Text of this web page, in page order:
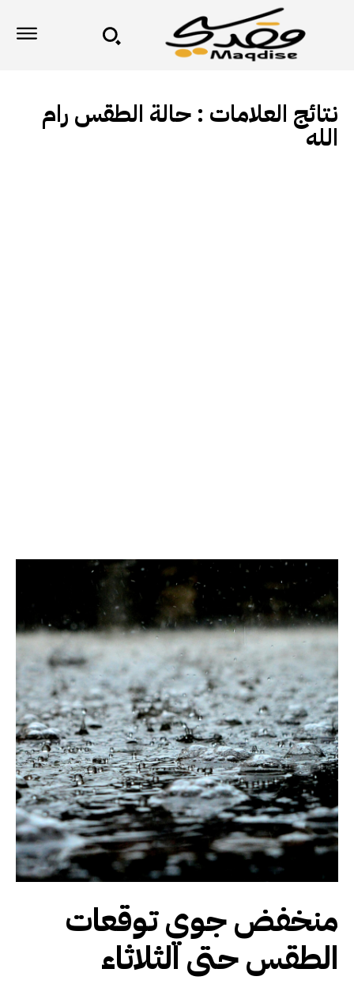
نتائج العلامات : حالة الطقس رام
الله
منخفض جوي توقعات
الطقس حتى الثلاثاء